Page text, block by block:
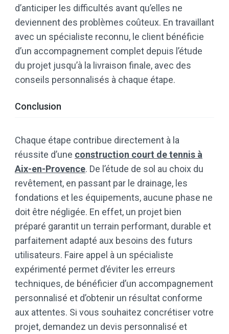
d’anticiper les difficultés avant qu’elles ne
deviennent des problèmes coûteux. En travaillant
avec un spécialiste reconnu, le client bénéficie
d’un accompagnement complet depuis l’étude
du projet jusqu’à la livraison finale, avec des
conseils personnalisés à chaque étape.
Conclusion
Chaque étape contribue directement à la
réussite d’une construction court de tennis à
Aix-en-Provence. De l’étude de sol au choix du
revêtement, en passant par le drainage, les
fondations et les équipements, aucune phase ne
doit être négligée. En effet, un projet bien
préparé garantit un terrain performant, durable et
parfaitement adapté aux besoins des futurs
utilisateurs. Faire appel à un spécialiste
expérimenté permet d’éviter les erreurs
techniques, de bénéficier d’un accompagnement
personnalisé et d’obtenir un résultat conforme
aux attentes. Si vous souhaitez concrétiser votre
projet, demandez un devis personnalisé et